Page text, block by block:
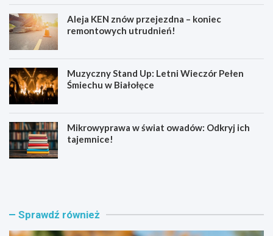
Aleja KEN znów przejezdna – koniec
remontowych utrudnień!
Muzyczny Stand Up: Letni Wieczór Pełen
Śmiechu w Białołęce
Mikrowyprawa w świat owadów: Odkryj ich
tajemnice!
Z
y
S
r Sprawdź również